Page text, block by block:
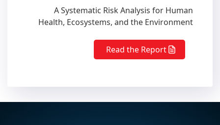
A Systematic Risk Analysis for Human
Health, Ecosystems, and the Environment
Read the Report